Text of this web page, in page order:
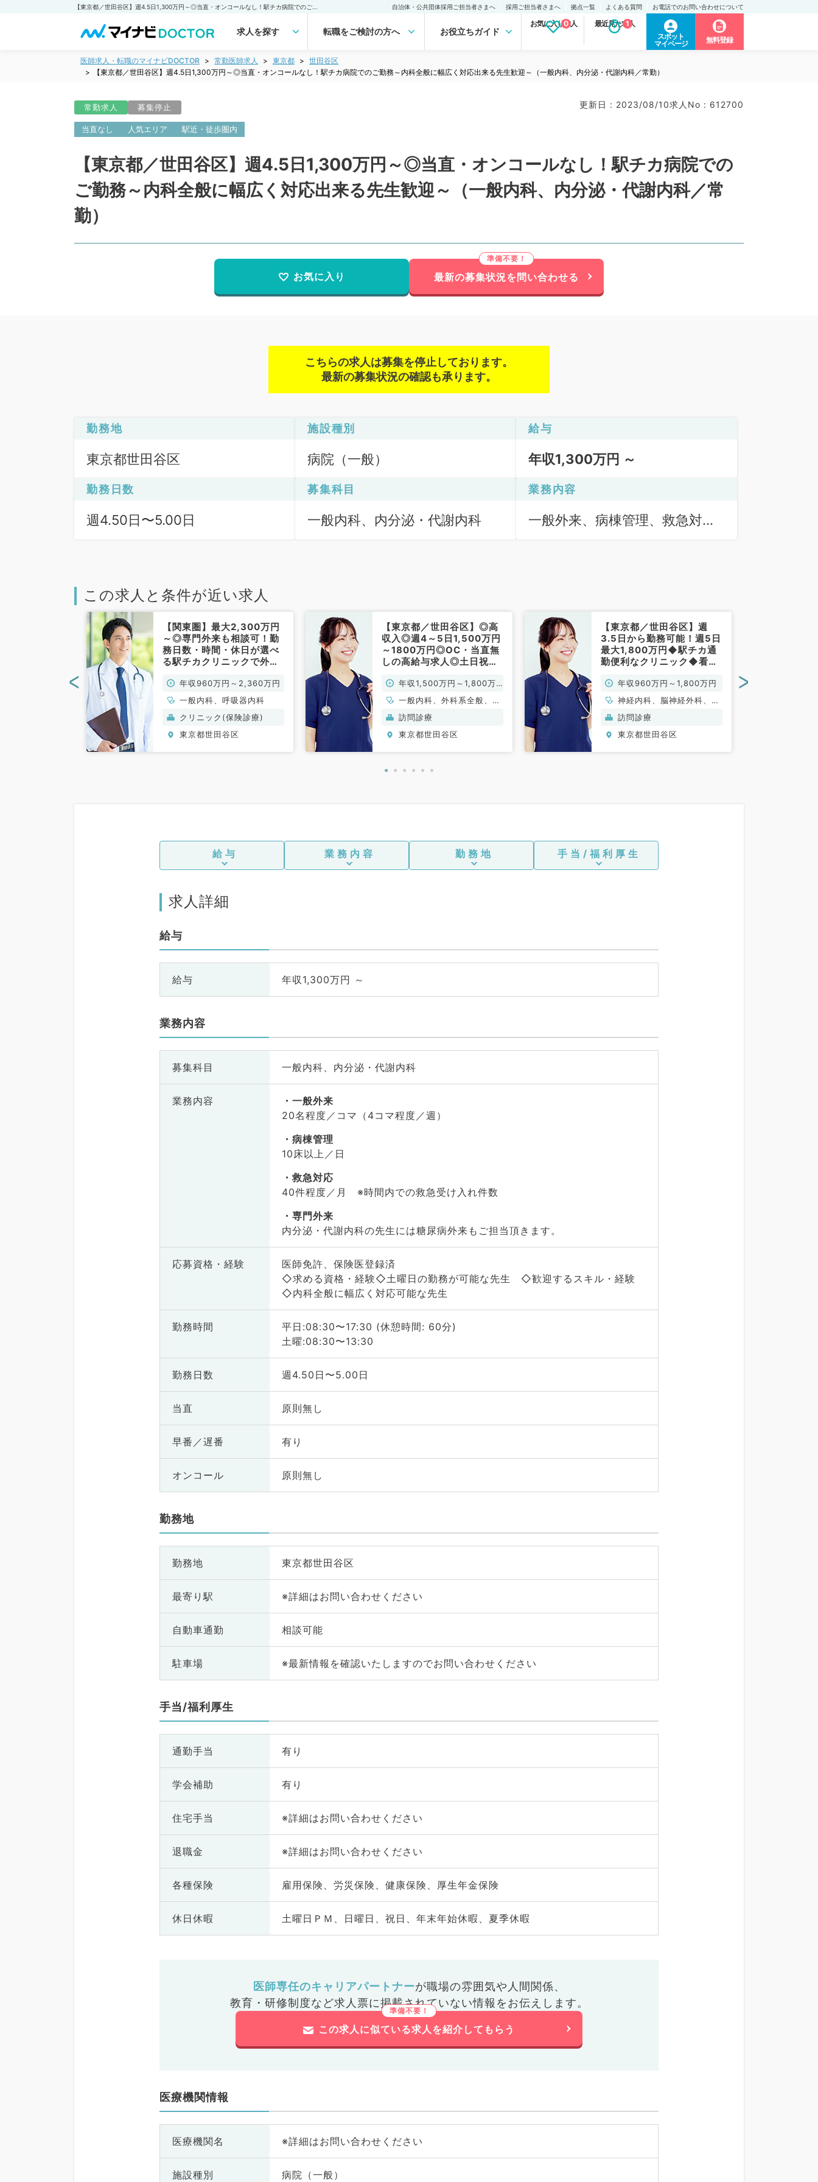
自治体・公共団体採用ご担当者さまへ 採用ご担当者さまへ 拠点一覧 よくある質問 お電話でのお問い合わせについて
求人を探す 転職をご検討の方へ お役立ちガイド
お気に入り求人
0 最近見た求人
1
スポット
マイページ
無料登録
医師求人・転職のマイナビDOCTOR 常勤医師求人 東京都
世田谷区
【東京都／世田谷区】週4.5日1,300万円～◎当直・オンコールなし！駅チカ病院でのご勤務～内科全般に幅広く対応出来る先生歓迎～（一般内科、内分泌・代謝内科／常勤）
常勤求人 募集停止 更新日 : 2023/08/10求人No : 612700
当直なし 人気エリア 駅近・徒歩圏内
【東京都／世田谷区】週4.5日1,300万円～◎当直・オンコールなし！駅チカ病院での
ご勤務～内科全般に幅広く対応出来る先生歓迎～（一般内科、内分泌・代謝内科／常
勤）
お気に入り 最新の募集状況を問い合わせる
こちらの求人は募集を停止しております。
最新の募集状況の確認も承ります。
勤務地
東京都世田谷区
施設種別
病院（一般）
給与
年収1,300万円 ～
勤務日数
週4.50日〜5.00日
募集科目
一般内科、内分泌・代謝内科
業務内容
一般外来、病棟管理、救急対
この求人と条件が近い求人
【関東圏】最大2,300万円
～◎専門外来も相談可！勤
務日数・時間・休日が選べ
る駅チカクリニックで外来
常勤）年収960万円～2,360万円
一般内科、呼吸器内科
クリニック(保険診療)
東京都世田谷区
【東京都／世田谷区】◎高
収入◎週4～5日1,500万円
～1800万円◎OC・当直無
しの高給与求人◎土日祝
ランス充実！駅チカ・アク
セス便利♪（訪問診療／常
勤）
年収1,500万円～1,800万
一般内科、外科系全般、一
般外科
訪問診療
東京都世田谷区
【東京都／世田谷区】週
3.5日から勤務可能！週5日
最大1,800万円◆駅チカ通
勤便利なクリニック◆看護
診療のお仕事です（内科系
／常勤）
年収960万円～1,800万円
神経内科、脳神経外科、一
般内科、循環器内科、呼吸
器内科、消化器内科、内分
泌・代謝内科、腎臓内科、
訪問診療
東京都世田谷区
< >
給与 業務内容 勤務地 手当/福利厚生
求人詳細
給与
給与 年収1,300万円 ～
業務内容
募集科目 一般内科、内分泌・代謝内科
業務内容
一般外来
20名程度／コマ（4コマ程度／週）
病棟管理
10床以上／日
救急対応
40件程度／月 ※時間内での救急受け入れ件数
専門外来
内分泌・代謝内科の先生には糖尿病外来もご担当頂きます。
応募資格・ 経験
医師免許、保険医登録済
◇求める資格・経験◇土曜日の勤務が可能な先生 ◇歓迎するスキル・経験
◇内科全般に幅広く対応可能な先生
勤務時間
平日:08:30〜17:30 (休憩時間: 60分)
土曜:08:30〜13:30
勤務日数 週4.50日〜5.00日
当直 原則無し
早番／遅番 有り
オンコール 原則無し
勤務地
勤務地 東京都世田谷区
最寄り駅 ※詳細はお問い合わせください
自動車通勤 相談可能
駐車場 ※最新情報を確認いたしますのでお問い合わせください
手当/福利厚生
通勤手当 有り
学会補助 有り
住宅手当 ※詳細はお問い合わせください
退職金 ※詳細はお問い合わせください
各種保険 雇用保険、労災保険、健康保険、厚生年金保険
休日休暇 土曜日ＰＭ、日曜日、祝日、年末年始休暇、夏季休暇
医師専任のキャリアパートナーが職場の雰囲気や人間関係、
教育・研修制度など求人票に掲載されていない情報をお伝えします。
この求人に似ている求人を紹介してもらう
医療機関情報
医療機関名 ※詳細はお問い合わせください
施設種別 病院（一般）